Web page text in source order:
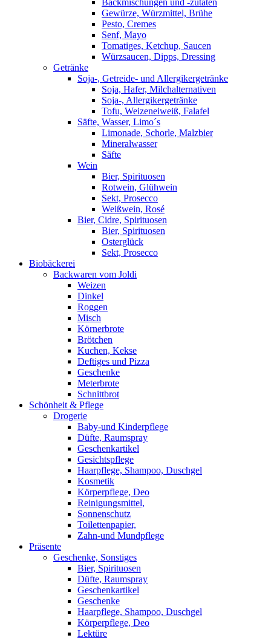
Backmischungen und -zutaten
Gewürze, Würzmittel, Brühe
Pesto, Cremes
Senf, Mayo
Tomatiges, Ketchup, Saucen
Würzsaucen, Dipps, Dressing
Getränke
Soja-, Getreide- und Allergikergetränke
Soja, Hafer, Milchalternativen
Soja-, Allergikergetränke
Tofu, Weizeneiweiß, Falafel
Säfte, Wasser, Limo´s
Limonade, Schorle, Malzbier
Mineralwasser
Säfte
Wein
Bier, Spirituosen
Rotwein, Glühwein
Sekt, Prosecco
Weißwein, Rosé
Bier, Cidre, Spirituosen
Bier, Spirituosen
Osterglück
Sekt, Prosecco
Biobäckerei
Backwaren vom Joldi
Weizen
Dinkel
Roggen
Misch
Körnerbrote
Brötchen
Kuchen, Kekse
Deftiges und Pizza
Geschenke
Meterbrote
Schnittbrot
Schönheit & Pflege
Drogerie
Baby-und Kinderpflege
Düfte, Raumspray
Geschenkartikel
Gesichtspflege
Haarpflege, Shampoo, Duschgel
Kosmetik
Körperpflege, Deo
Reinigungsmittel,
Sonnenschutz
Toilettenpapier,
Zahn-und Mundpflege
Präsente
Geschenke, Sonstiges
Bier, Spirituosen
Düfte, Raumspray
Geschenkartikel
Geschenke
Haarpflege, Shampoo, Duschgel
Körperpflege, Deo
Lektüre